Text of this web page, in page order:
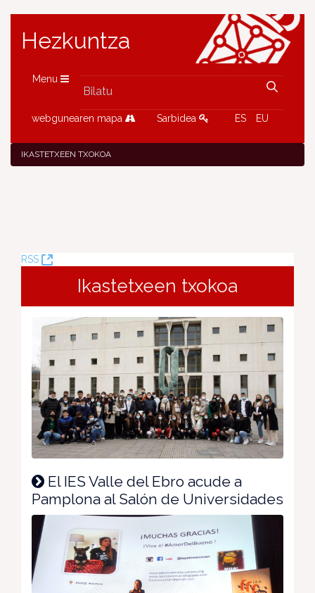
Hezkuntza
Menu
webgunearen mapa Sarbidea ES EU
IKASTETXEEN TXOKOA
RSS
(Leiho
Ikastetxeen txokoa
El IES Valle del Ebro acude a
Pamplona al Salón de Universidades